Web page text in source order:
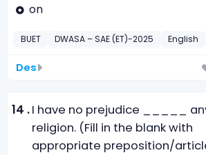
on
BUET DWASA – SAE (ET)-2025 English
Des
14 .I have no prejudice _____
religion. (Fill in the blank with
appropriate preposition/